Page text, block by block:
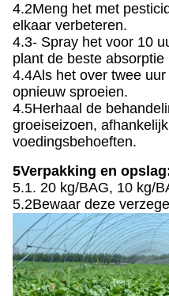
4.2Meng het met
elkaar verbeteren.
4.3- Spray het voor 10
plant de beste absorptie
4.4Als het over twee
opnieuw sproeien.
4.5Herhaal de
groeiseizoen,
voedingsbehoeften.
5Verpakking en
5.1. 20 kg/BAG, 10 kg/
5.2Bewaar deze